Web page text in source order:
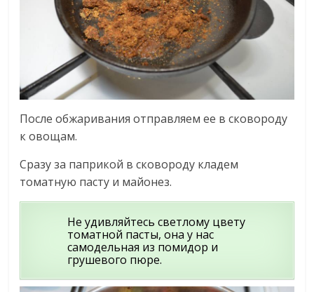
После обжаривания отправляем ее в сковороду
к овощам.
Сразу за паприкой в сковороду кладем
томатную пасту и майонез.
Не удивляйтесь светлому цвету
томатной пасты, она у нас
самодельная из помидор и
грушевого пюре.